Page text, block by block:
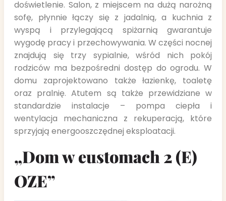
doświetlenie. Salon, z miejscem na dużą narożną
sofę, płynnie łączy się z jadalnią, a kuchnia z
wyspą i przylegającą spiżarnią gwarantuje
wygodę pracy i przechowywania. W części nocnej
znajdują się trzy sypialnie, wśród nich pokój
rodziców ma bezpośredni dostęp do ogrodu. W
domu zaprojektowano także łazienkę, toaletę
oraz pralnię. Atutem są także przewidziane w
standardzie instalacje – pompa ciepła i
wentylacja mechaniczna z rekuperacją, które
sprzyjają energooszczędnej eksploatacji.
„Dom w eustomach 2 (E)
OZE”